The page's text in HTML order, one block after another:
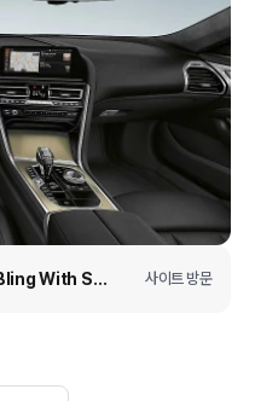
BMW 8 Series Gets More Bling With Special Golden Thunder Edition 사이트 방문